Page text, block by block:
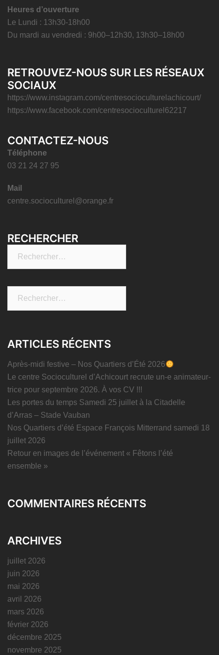
Heures d’ouverture
Le Lundi : 13h30-18h00
Du mardi au vendredi : 9h00–12h30, 13h30–18h00
RETROUVEZ-NOUS SUR LES RÉSEAUX
SOCIAUX
https://www.instagram.com/centresocioculturelachicourt/
https://www.facebook.com/centresocioculturel62217
CONTACTEZ-NOUS
Téléphone
03 21 24 27 95
Mail
centre.socioculturel@orange.fr
RECHERCHER
ARTICLES RÉCENTS
Après-midi festive – Nos Quartiers d’Été 2026
Le centre Socioculturel d’Achicourt recrute un-e animateur-
trice pour septembre 2026. À vos CV !!!
Les portes du temps Samedi 25 juillet à la Citadelle
d’Arras – Stade Vauban
Nos Quartiers d’été Espace François Mitterrand samedi 18
juillet 2026
Retour en images de l’événement « Fêtons l’été
ensemble »
COMMENTAIRES RÉCENTS
ARCHIVES
juillet 2026
juin 2026
mai 2026
avril 2026
mars 2026
février 2026
décembre 2025
novembre 2025